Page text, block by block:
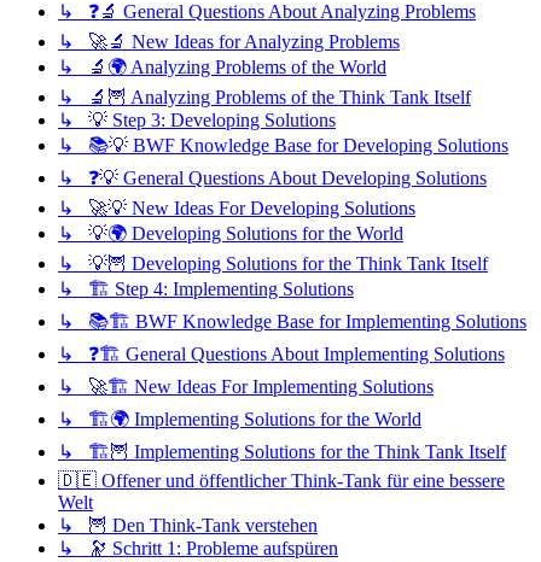
↳ ❓🔬 General Questions About Analyzing Problems
↳ 🚀🔬 New Ideas for Analyzing Problems
↳ 🔬🌍 Analyzing Problems of the World
↳ 🔬🦉 Analyzing Problems of the Think Tank Itself
↳ 💡 Step 3: Developing Solutions
↳ 📚💡 BWF Knowledge Base for Developing Solutions
↳ ❓💡 General Questions About Developing Solutions
↳ 🚀💡 New Ideas For Developing Solutions
↳ 💡🌍 Developing Solutions for the World
↳ 💡🦉 Developing Solutions for the Think Tank Itself
↳ 🏗️ Step 4: Implementing Solutions
↳ 📚🏗️ BWF Knowledge Base for Implementing Solutions
↳ ❓🏗️ General Questions About Implementing Solutions
↳ 🚀🏗️ New Ideas For Implementing Solutions
↳ 🏗️🌍 Implementing Solutions for the World
↳ 🏗️🦉 Implementing Solutions for the Think Tank Itself
🇩🇪 Offener und öffentlicher Think-Tank für eine bessere
Welt
↳ 🦉 Den Think-Tank verstehen
↳ 🔭 Schritt 1: Probleme aufspüren